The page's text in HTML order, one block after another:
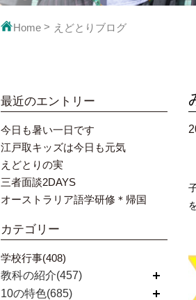
教科の
Home えどとりブログ
最近のエントリー
今日も暑い一日です
江戸取キッズは今日も元気
えどとりの実
三者面談2DAYS
オーストラリア語学研修＊帰国
カテゴリー
学校行事(408)
教科の紹介(457)
開く
10の特色(685)
開く